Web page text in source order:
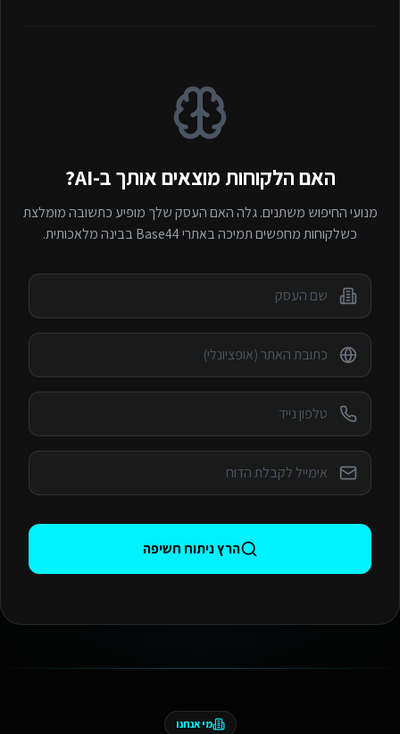
האם הלקוחות מוצאים אותך ב-AI?
מנועי החיפוש משתנים. גלה האם העסק שלך מופיע כתשובה מומלצת
כשלקוחות מחפשיםתמיכה באתרי Base44 בבינה מלאכותית.
הרץ ניתוח חשיפה
מי אנחנו